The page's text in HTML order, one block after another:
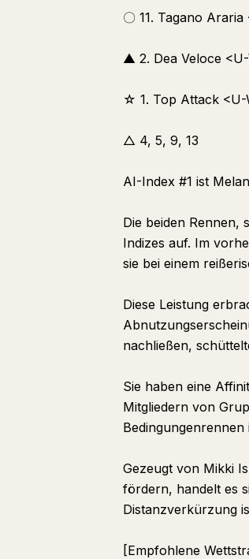
〇 11. Tagano
▲ 2. Dea Veloce
☆ 1. Top Attack <U-
△ 4, 5, 9, 13
AI-Index #1 ist
Die beiden Rennen,
Indizes auf. Im
sie bei einem
Diese Leistung
nachließen,
Sie haben eine
Mitgliedern von
Gezeugt von Mikki
fördern, handelt es
Distanzverkürzung
[Empfohlene